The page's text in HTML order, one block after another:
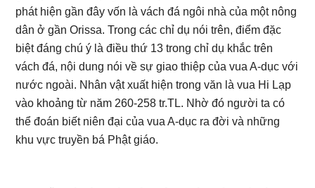
phát hiện gần đây vốn là vách đá ngôi nhà của một nông
dân ở gần Orissa. Trong các chỉ dụ nói trên, điểm đặc
biệt đáng chú ý là điều thứ 13 trong chỉ dụ khắc trên
vách đá, nội dung nói về sự giao thiệp của vua A-dục với
nước ngoài. Nhân vật xuất hiện trong văn là vua Hi Lạp
vào khoảng từ năm 260-258 tr.TL. Nhờ đó người ta có
thể đoán biết niên đại của vua A-dục ra đời và những
khu vực truyền bá Phật giáo.